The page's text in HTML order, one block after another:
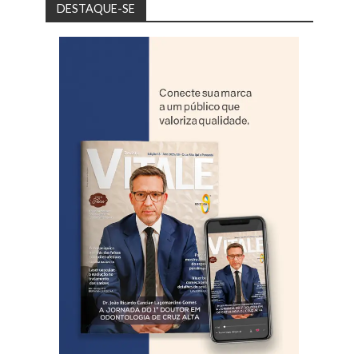
DESTAQUE-SE